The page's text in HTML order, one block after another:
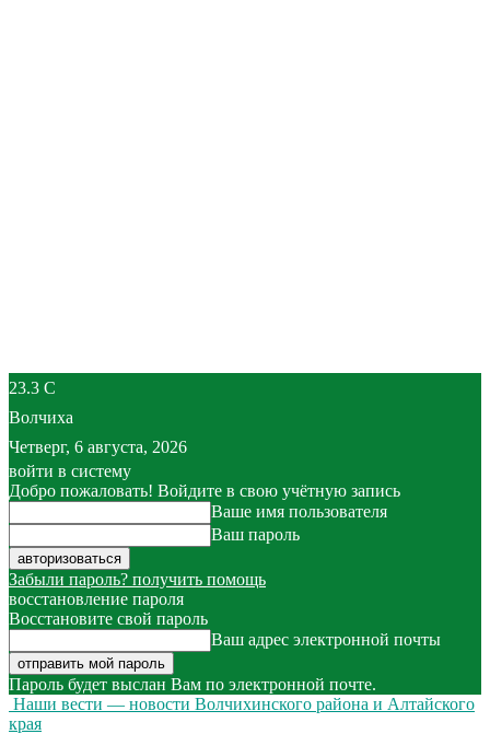
23.3 C
Волчиха
Четверг, 6 августа, 2026
войти в систему
Добро пожаловать! Войдите в свою учётную запись
Ваше имя пользователя
Ваш пароль
Забыли пароль? получить помощь
восстановление пароля
Восстановите свой пароль
Ваш адрес электронной почты
Пароль будет выслан Вам по электронной почте.
Наши вести — новости Волчихинского района и Алтайского
края